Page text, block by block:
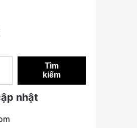
Tìm
kiếm
nhật